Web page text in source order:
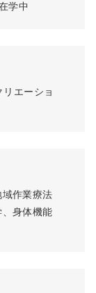
学中
エーショ
作業療法
身体機能